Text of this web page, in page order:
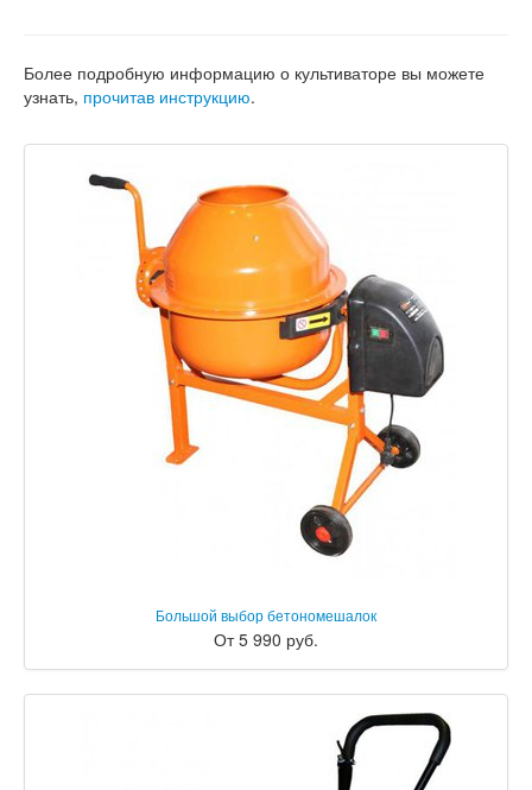
Более подробную информацию о культиваторе вы можете
узнать, прочитав инструкцию.
Большой выбор бетономешалок
От 5 990 руб.